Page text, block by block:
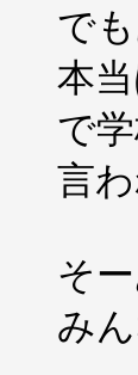
で
本
で
言
そ
み